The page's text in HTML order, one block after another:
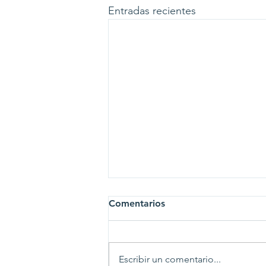
Entradas recientes
Comentarios
Escribir un comentario...